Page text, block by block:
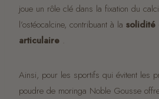
joue un rôle clé dans la fixation du
l’ostéocalcine, contribuant à la solidité
articulaire .
Ainsi, pour les sportifs qui évitent les
poudre de moringa Noble Gousse